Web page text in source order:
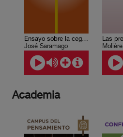
Ensayo sobre la ceguera
José Saramago
Molière
Academia